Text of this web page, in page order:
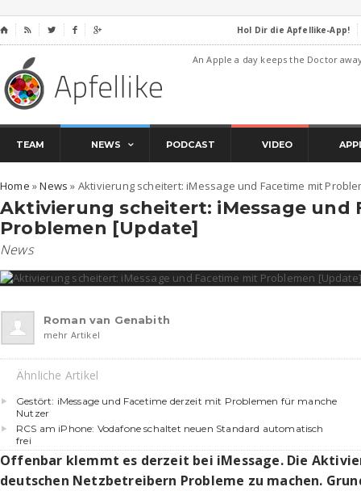
⌂     Hol Dir die Apfellike-App!
An Apple a day keeps the Doctor
TEAM NEWS PODCAST VIDEO
Home »News » Aktivierung scheitert: iMessage und Facetime mit
Aktivierung scheitert: iMessage und
Problemen [Update]
News
Roman van Genabith
mehr Artikel
Ähnliche Artikel
Gestört: iMessage und Facetime derzeit mit Problemen für manche
Nutzer
RCS am iPhone: Vodafone schaltet neuen Standard automatisch
frei
Offenbar klemmt es derzeit bei iMessage. Die
deutschen Netzbetreibern Probleme zu machen.